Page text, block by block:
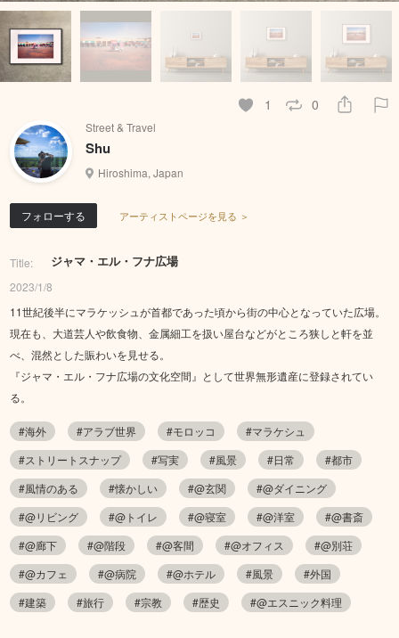
1 0
Street & Travel
Shu
Hiroshima, Japan
フォローする アーティストページを見る ＞
Title: ジャマ・エル・フナ広場
2023/1/8
11世紀後半にマラケッシュが首都であった頃から街の中心となっていた広場。
現在も、大道芸人や飲食物、金属細工を扱い屋台などがところ狭しと軒を並
べ、混然とした賑わいを見せる。
『ジャマ・エル・フナ広場の文化空間』として世界無形遺産に登録されてい
る。
#海外 #アラブ世界 #モロッコ
#マラケシュ
#ストリートスナップ
#写実 #風景 #日常
#都市
#風情のある
#懐かしい #@玄関
#@ダイニング
#@リビング
#@トイレ #@寝室 #@洋室
#@書斎
#@廊下
#@階段 #@客間 #@オフィス
#@別荘
#@カフェ
#@病院 #@ホテル #風景
#外国
#建築
#旅行 #宗教 #歴史 #@エスニック料理